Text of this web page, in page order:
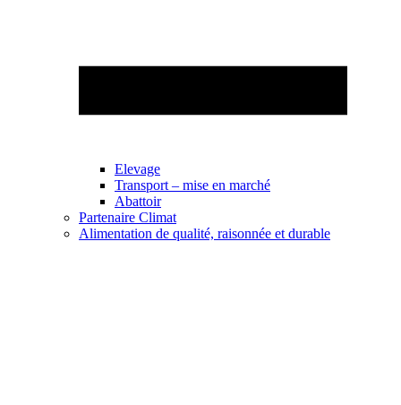
Elevage
Transport – mise en marché
Abattoir
Partenaire Climat
Alimentation de qualité, raisonnée et durable